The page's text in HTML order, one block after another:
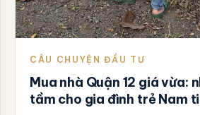
CÂU CHUYỆN ĐẦU TƯ
Mua nhà Quận 12 giá vừa:
tầm cho gia đình trẻ Nam